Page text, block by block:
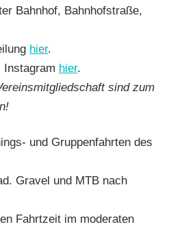
Bahnhof, Bahnhofstraße,
hier.
Instagram hier.
sind zum
und Gruppenfahrten des
Gravel und MTB nach
Fahrtzeit im moderaten